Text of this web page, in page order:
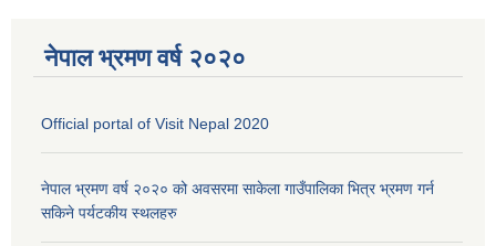
नेपाल भ्रमण वर्ष २०२०
Official portal of Visit Nepal 2020
नेपाल भ्रमण वर्ष २०२० को अवसरमा साकेला गाउँपालिका भित्र भ्रमण गर्न
सकिने पर्यटकीय स्थलहरु